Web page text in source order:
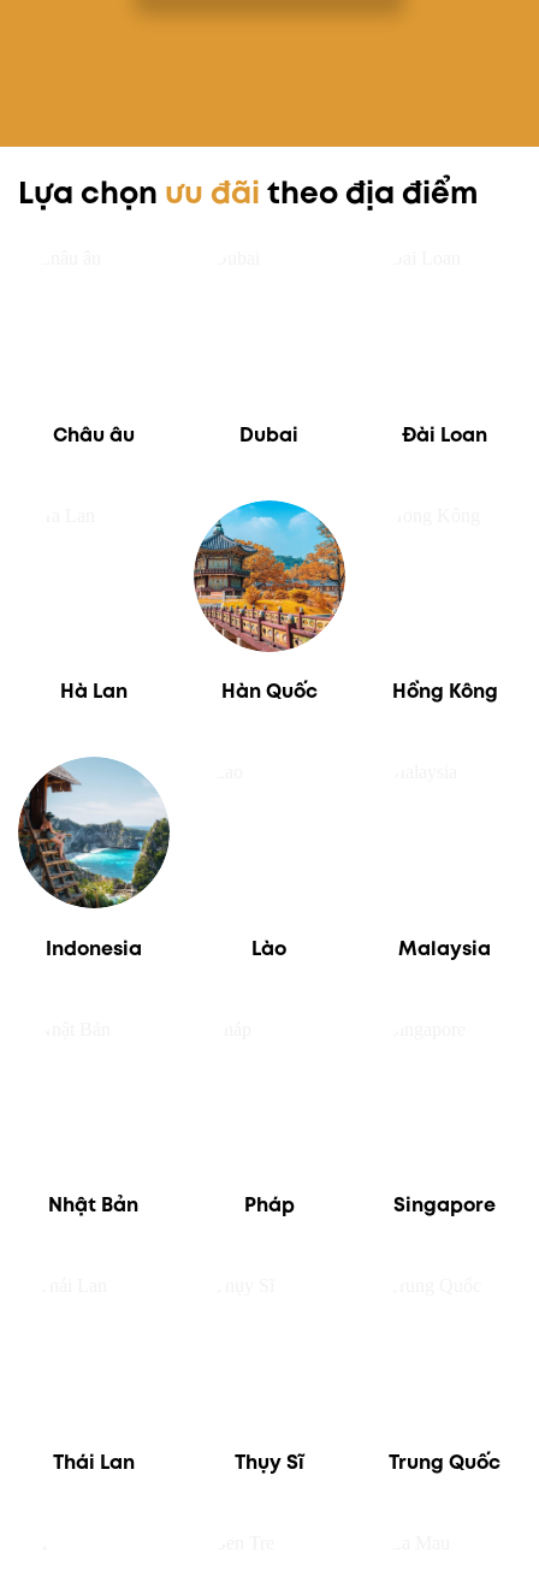
Lựa chọn ưu đãi theo địa điểm
Châu âu Dubai Đài Loan
Hà Lan Hàn Quốc Hồng Kông
Indonesia Lào Malaysia
Nhật Bản Pháp Singapore
Thái Lan Thụy Sĩ Trung Quốc